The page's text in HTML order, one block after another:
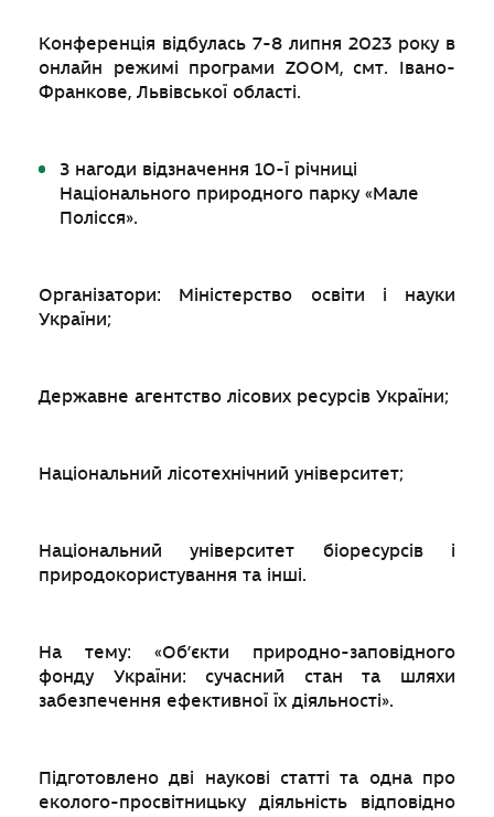
Конференція відбулась 7-8 липня 2023 року в
онлайн режимі програми ZOOM, смт. Івано-
Франкове, Львівської області.
З нагоди відзначення 10-ї річниці
Національного природного парку «Мале
Полісся».
Організатори: Міністерство освіти і науки
України;
Державне агентство лісових ресурсів України;
Національний лісотехнічний університет;
Національний університет біоресурсів і
природокористування та інші.
На тему: «Об’єкти природно-заповідного
фонду України: сучасний стан та шляхи
забезпечення ефективної їх діяльності».
Підготовлено дві наукові статті та одна про
еколого-просвітницьку діяльність відповідно